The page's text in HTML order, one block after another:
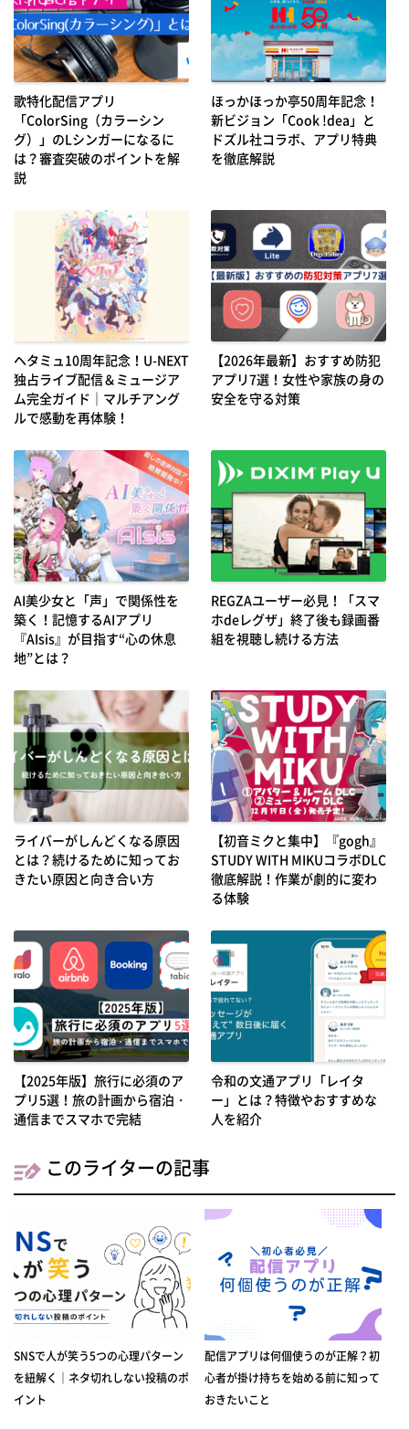
歌特化配信アプリ
「ColorSing（カラーシン
グ）」のLシンガーになるに
は？審査突破のポイントを解
説
ほっかほっか亭50周年記念！
新ビジョン「Cook !dea」と
ドズル社コラボ、アプリ特典
を徹底解説
ヘタミュ10周年記念！U-NEXT
独占ライブ配信＆ミュージア
ム完全ガイド｜マルチアング
ルで感動を再体験！
【2026年最新】おすすめ防犯
アプリ7選！女性や家族の身の
安全を守る対策
AI美少女と「声」で関係性を
築く！記憶するAIアプリ
『AIsis』が目指す“心の休息
地”とは？
REGZAユーザー必見！「スマ
ホdeレグザ」終了後も録画番
組を視聴し続ける方法
ライバーがしんどくなる原因
とは？続けるために知ってお
きたい原因と向き合い方
【初音ミクと集中】『gogh』
STUDY WITH MIKUコラボDLC
徹底解説！作業が劇的に変わ
る体験
【2025年版】旅行に必須のア
プリ5選！旅の計画から宿泊・
通信までスマホで完結
令和の文通アプリ「レイタ
ー」とは？特徴やおすすめな
人を紹介
このライターの記事
SNSで人が笑う5つの心理パターン
を紐解く｜ネタ切れしない投稿のポ
イント
配信アプリは何個使うのが正解？初
心者が掛け持ちを始める前に知って
おきたいこと